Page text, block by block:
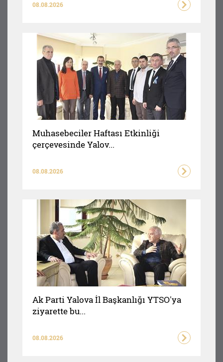
08.08.2026
Muhasebeciler Haftası Etkinliği
çerçevesinde Yalov...
08.08.2026
Ak Parti Yalova İl Başkanlığı YTSO'ya
ziyarette bu...
08.08.2026